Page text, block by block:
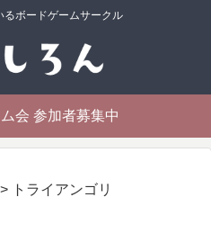
るボードゲームサークル
会 参加者募集中
> トライアンゴリ